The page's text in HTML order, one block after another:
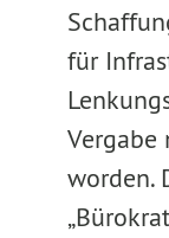
für
worden.